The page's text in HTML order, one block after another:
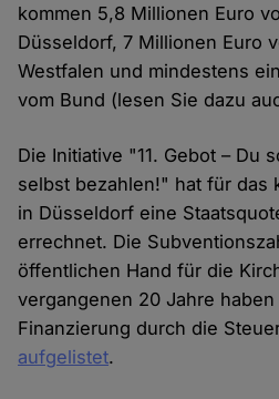
kommen 5,8 Millionen Euro
Düsseldorf, 7 Millionen Euro
Westfalen und mindestens
vom Bund (lesen Sie dazu
Die Initiative "11. Gebot – Du
selbst bezahlen!" hat für das
in Düsseldorf eine
errechnet. Die
öffentlichen Hand für die
vergangenen 20 Jahre
Finanzierung durch die
aufgelistet.